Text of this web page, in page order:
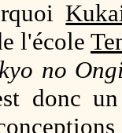
l'école
no
donc